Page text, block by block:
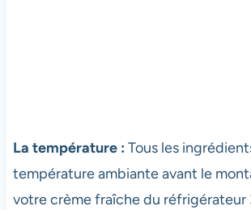
La température : Tous les
température ambiante avant le
votre crème fraîche du réfrigérateur